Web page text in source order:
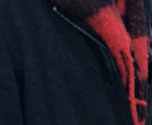
Sie mit der Eingabe von Text und